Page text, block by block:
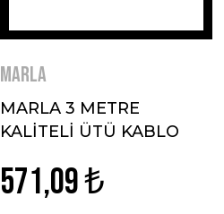
MARLA
MARLA 3 METRE
KALİTELİ ÜTÜ KABLO
571,09 ₺